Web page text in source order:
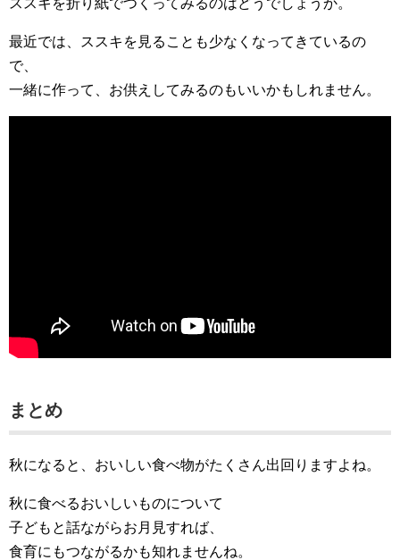
ススキを折り紙でつくってみるのはどうでしょうか。
最近では、ススキを見ることも少なくなってきているの
で、
一緒に作って、お供えしてみるのもいいかもしれません。
まとめ
秋になると、おいしい食べ物がたくさん出回りますよね。
秋に食べるおいしいものについて
子どもと話ながらお月見すれば、
食育にもつながるかも知れませんね。